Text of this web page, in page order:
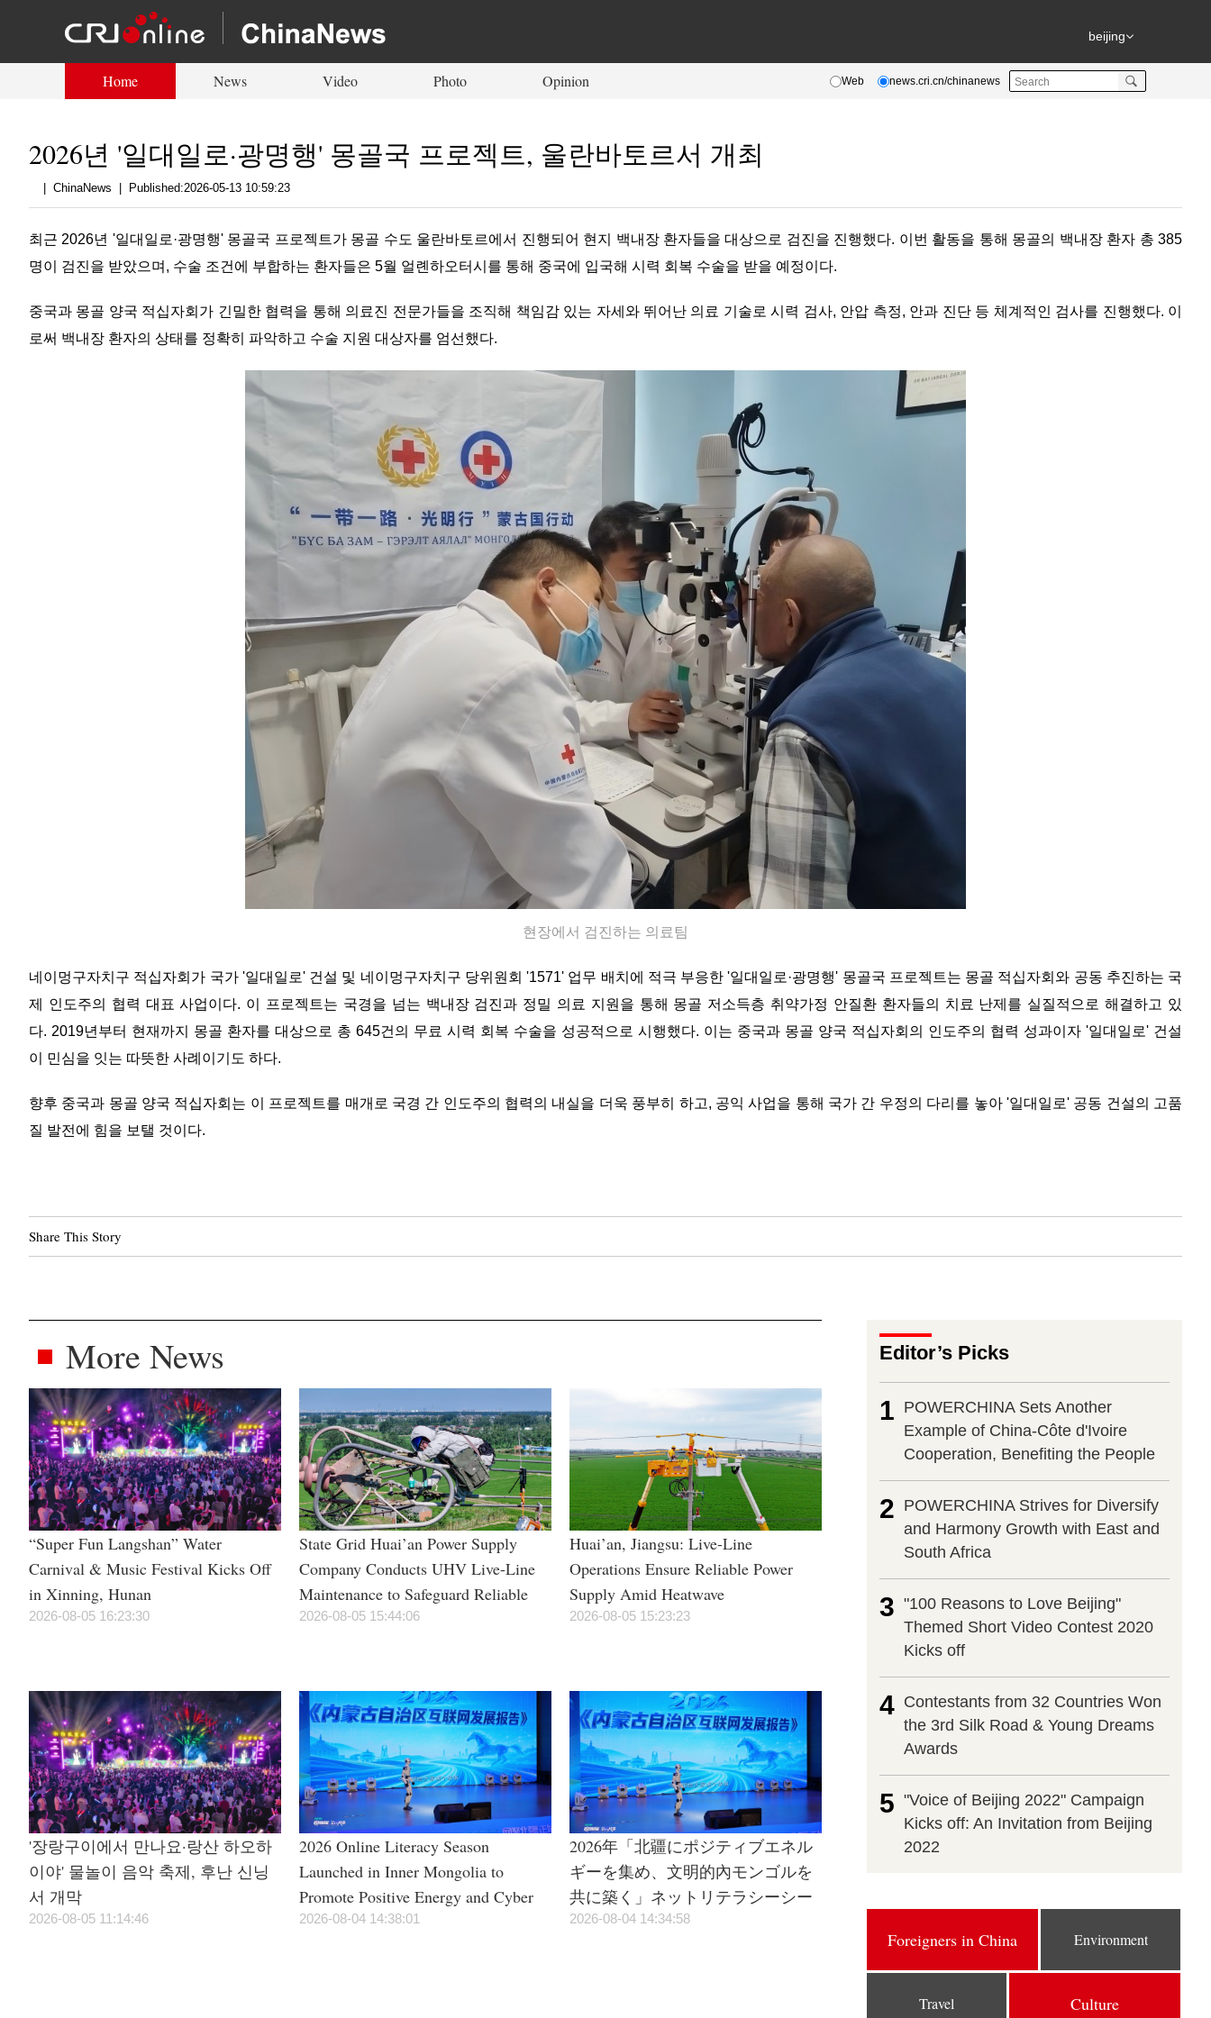
beijing
Home News Video Photo Opinion Web news.cri.cn/chinanews
2026년 '일대일로·광명행' 몽골국 프로젝트, 울란바토르서 개최
ChinaNews Published:2026-05-13 10:59:23
최근 2026년 '일대일로·광명행' 몽골국 프로젝트가 몽골 수도 울란바토르에서 진행되어 현지 백내장 환자들을 대상으로 검진을 진행했다. 이번 활동을 통해 몽골의 백내장 환자 총 385
명이 검진을 받았으며, 수술 조건에 부합하는 환자들은 5월 얼롄하오터시를 통해 중국에 입국해 시력 회복 수술을 받을 예정이다.
중국과 몽골 양국 적십자회가 긴밀한 협력을 통해 의료진 전문가들을 조직해 책임감 있는 자세와 뛰어난 의료 기술로 시력 검사, 안압 측정, 안과 진단 등 체계적인 검사를 진행했다. 이
로써 백내장 환자의 상태를 정확히 파악하고 수술 지원 대상자를 엄선했다.
현장에서 검진하는 의료팀
네이멍구자치구 적십자회가 국가 '일대일로' 건설 및 네이멍구자치구 당위원회 '1571' 업무 배치에 적극 부응한 '일대일로·광명행' 몽골국 프로젝트는 몽골 적십자회와 공동 추진하는 국
제 인도주의 협력 대표 사업이다. 이 프로젝트는 국경을 넘는 백내장 검진과 정밀 의료 지원을 통해 몽골 저소득층 취약가정 안질환 환자들의 치료 난제를 실질적으로 해결하고 있
다. 2019년부터 현재까지 몽골 환자를 대상으로 총 645건의 무료 시력 회복 수술을 성공적으로 시행했다. 이는 중국과 몽골 양국 적십자회의 인도주의 협력 성과이자 '일대일로' 건설
이 민심을 잇는 따뜻한 사례이기도 하다.
향후 중국과 몽골 양국 적십자회는 이 프로젝트를 매개로 국경 간 인도주의 협력의 내실을 더욱 풍부히 하고, 공익 사업을 통해 국가 간 우정의 다리를 놓아 '일대일로' 공동 건설의 고품
질 발전에 힘을 보탤 것이다.
Share This Story
More News
“Super Fun Langshan” Water
Carnival & Music Festival Kicks Off
in Xinning, Hunan
2026-08-05 16:23:30
State Grid Huai’an Power Supply
Company Conducts UHV Live-Line
Maintenance to Safeguard Reliable
Power Supply During Summer Peak
2026-08-05 15:44:06
Huai’an, Jiangsu: Live-Line
Operations Ensure Reliable Power
Supply Amid Heatwave
2026-08-05 15:23:23
'장랑구이에서 만나요·랑산 하오하
이야' 물놀이 음악 축제, 후난 신닝
서 개막
2026-08-05 11:14:46
2026 Online Literacy Season
Launched in Inner Mongolia to
Promote Positive Energy and Cyber
Civilization
2026-08-04 14:38:01
2026年「北疆にポジティブエネル
ギーを集め、文明的內モンゴルを
共に築く」ネットリテラシーシー
ズンイベントが正式に始動
2026-08-04 14:34:58
Editor’s Picks
1 POWERCHINA Sets Another
Example of China-Côte d'Ivoire
Cooperation, Benefiting the People
2 POWERCHINA Strives for Diversify
and Harmony Growth with East and
South Africa
3 "100 Reasons to Love Beijing"
Themed Short Video Contest 2020
Kicks off
4 Contestants from 32 Countries Won
the 3rd Silk Road & Young Dreams
Awards
5 "Voice of Beijing 2022" Campaign
Kicks off: An Invitation from Beijing
2022
Foreigners in China Environment
Travel Culture